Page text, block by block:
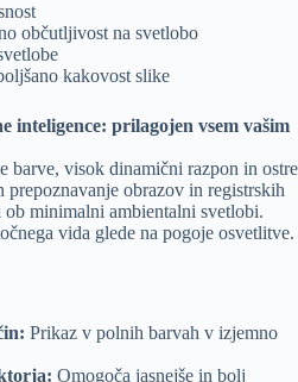
občutljivost na svetlobo
kakovost slike
inteligence: prilagojen vsem vašim
barve, visok dinamični razpon in ostre
prepoznavanje obrazov in registrskih
minimalni ambientalni svetlobi.
vida glede na pogoje osvetlitve.
Prikaz v polnih barvah v izjemno
Omogoča jasnejše in bolj